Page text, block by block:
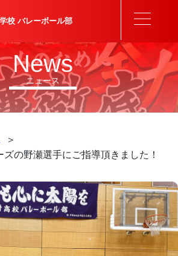
校 バレーボール部
ニュース
News
＞
の野瀬選手にご指導頂きました！